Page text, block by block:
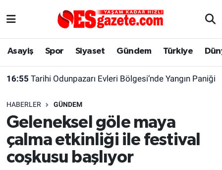
Asayiş Spor Siyaset Gündem Türkiye
16:55 Tarihi Odunpazarı Evleri Bölgesi’nde Yangın Paniği
HABERLER GÜNDEM
Geleneksel göle maya
çalma etkinliği ile festival
coşkusu başlıyor
Asayiş
Gündem
Türkiye
Dünya
Yaşam
Eskişehirspor Arşivi
Eskişehir Arşivi
Röportaj
Eskişehir Nöbetçi Eczaneler
Süper Lig Puan Durumu ve Fikstür
Tüm Manşetler
Son Dakika Haberleri